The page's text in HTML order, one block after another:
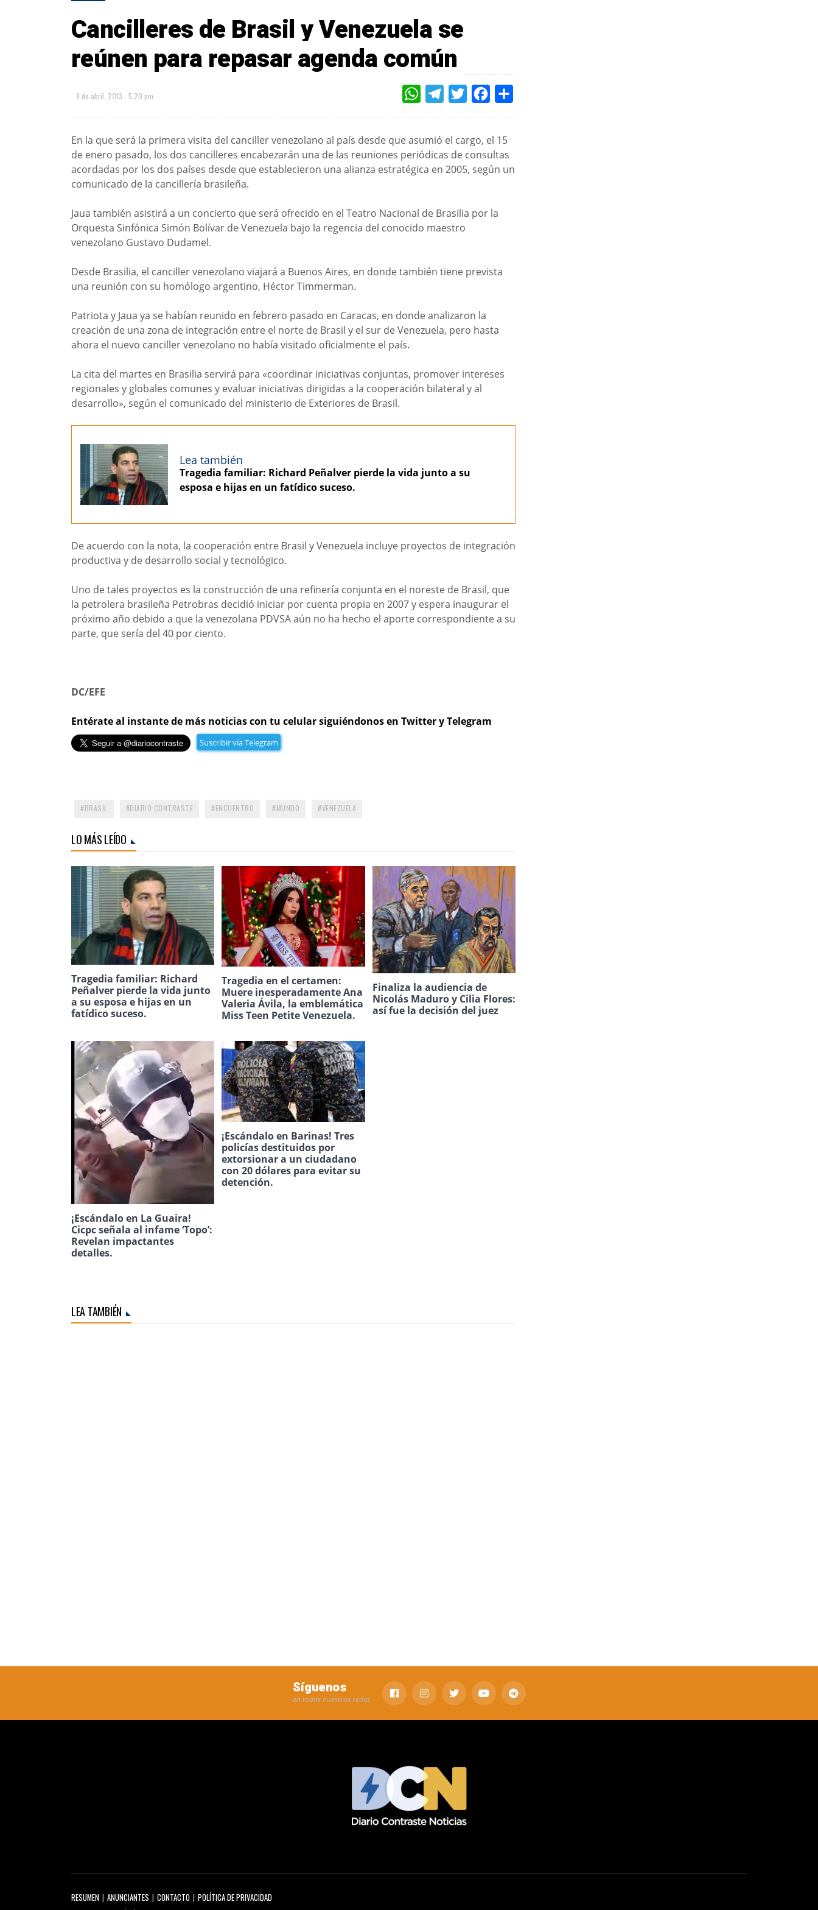
Cancilleres de Brasil y Venezuela se
reúnen para repasar agenda común
8 de abril, 2013 - 5:20 pm WHATSAPPTELEGRAMTWITTERFACEBOOK
En la que será la primera visita del canciller venezolano al país desde que asumió el cargo, el 15
de enero pasado, los dos cancilleres encabezarán una de las reuniones periódicas de consultas
acordadas por los dos países desde que establecieron una alianza estratégica en 2005, según un
comunicado de la cancillería brasileña.
Jaua también asistirá a un concierto que será ofrecido en el Teatro Nacional de Brasilia por la
Orquesta Sinfónica Simón Bolívar de Venezuela bajo la regencia del conocido maestro
venezolano Gustavo Dudamel.
Desde Brasilia, el canciller venezolano viajará a Buenos Aires, en donde también tiene prevista
una reunión con su homólogo argentino, Héctor Timmerman.
Patriota y Jaua ya se habían reunido en febrero pasado en Caracas, en donde analizaron la
creación de una zona de integración entre el norte de Brasil y el sur de Venezuela, pero hasta
ahora el nuevo canciller venezolano no había visitado oficialmente el país.
La cita del martes en Brasilia servirá para «coordinar iniciativas conjuntas, promover intereses
regionales y globales comunes y evaluar iniciativas dirigidas a la cooperación bilateral y al
desarrollo», según el comunicado del ministerio de Exteriores de Brasil.
Lea también
Tragedia familiar: Richard Peñalver pierde la vida junto a su
esposa e hijas en un fatídico suceso.
De acuerdo con la nota, la cooperación entre Brasil y Venezuela incluye proyectos de integración
productiva y de desarrollo social y tecnológico.
Uno de tales proyectos es la construcción de una refinería conjunta en el noreste de Brasil, que
la petrolera brasileña Petrobras decidió iniciar por cuenta propia en 2007 y espera inaugurar el
próximo año debido a que la venezolana PDVSA aún no ha hecho el aporte correspondiente a su
parte, que sería del 40 por ciento.
DC/EFE
Entérate al instante de más noticias con tu celular siguiéndonos en Twitter y Telegram
Suscribir vía Telegram
BRASIL DIARIO CONTRASTE ENCUENTRO MUNDO VENEZUELA
LO MÁS LEÍDO
Tragedia familiar: Richard
Peñalver pierde la vida junto
a su esposa e hijas en un
fatídico suceso.
Tragedia en el certamen:
Muere inesperadamente Ana
Valeria Ávila, la emblemática
Miss Teen Petite Venezuela.
Finaliza la audiencia de
Nicolás Maduro y Cilia Flores:
así fue la decisión del juez
¡Escándalo en La Guaira!
Cicpc señala al infame ‘Topo’:
Revelan impactantes
detalles.
¡Escándalo en Barinas! Tres
policías destituidos por
extorsionar a un ciudadano
con 20 dólares para evitar su
detención.
LEA TAMBIÉN
Síguenos
en todas nuestras redes
RESUMEN ANUNCIANTES CONTACTO POLÍTICA DE PRIVACIDAD